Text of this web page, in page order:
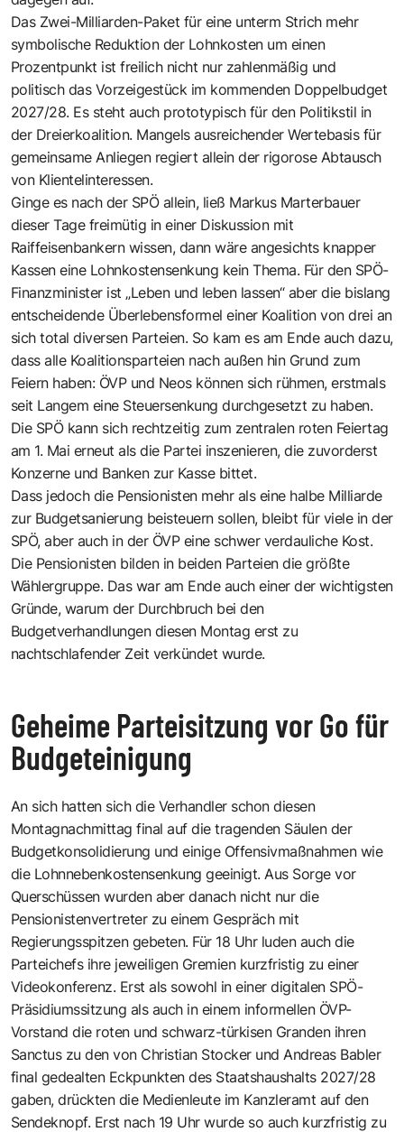
Das Zwei-Milliarden-Paket für eine unterm Strich mehr
symbolische Reduktion der Lohnkosten um einen
Prozentpunkt ist freilich nicht nur zahlenmäßig und
politisch das Vorzeigestück im kommenden Doppelbudget
2027/28. Es steht auch prototypisch für den Politikstil in
der Dreierkoalition. Mangels ausreichender Wertebasis für
gemeinsame Anliegen regiert allein der rigorose Abtausch
von Klientelinteressen.
Ginge es nach der SPÖ allein, ließ Markus Marterbauer
dieser Tage freimütig in einer Diskussion mit
Raiffeisenbankern wissen, dann wäre angesichts knapper
Kassen eine Lohnkostensenkung kein Thema. Für den SPÖ-
Finanzminister ist „Leben und leben lassen“ aber die bislang
entscheidende Überlebensformel einer Koalition von drei an
sich total diversen Parteien. So kam es am Ende auch dazu,
dass alle Koalitionsparteien nach außen hin Grund zum
Feiern haben: ÖVP und Neos können sich rühmen, erstmals
seit Langem eine Steuersenkung durchgesetzt zu haben.
Die SPÖ kann sich rechtzeitig zum zentralen roten Feiertag
am 1. Mai erneut als die Partei inszenieren, die zuvorderst
Konzerne und Banken zur Kasse bittet.
Dass jedoch die Pensionisten mehr als eine halbe Milliarde
zur Budgetsanierung beisteuern sollen, bleibt für viele in der
SPÖ, aber auch in der ÖVP eine schwer verdauliche Kost.
Die Pensionisten bilden in beiden Parteien die größte
Wählergruppe. Das war am Ende auch einer der wichtigsten
Gründe, warum der Durchbruch bei den
Budgetverhandlungen diesen Montag erst zu
nachtschlafender Zeit verkündet wurde.
Geheime Parteisitzung vor Go für
Budgeteinigung
An sich hatten sich die Verhandler schon diesen
Montagnachmittag final auf die tragenden Säulen der
Budgetkonsolidierung und einige Offensivmaßnahmen wie
die Lohnnebenkostensenkung geeinigt. Aus Sorge vor
Querschüssen wurden aber danach nicht nur die
Pensionistenvertreter zu einem Gespräch mit
Regierungsspitzen gebeten. Für 18 Uhr luden auch die
Parteichefs ihre jeweiligen Gremien kurzfristig zu einer
Videokonferenz. Erst als sowohl in einer digitalen SPÖ-
Präsidiumssitzung als auch in einem informellen ÖVP-
Vorstand die roten und schwarz-türkisen Granden ihren
Sanctus zu den von Christian Stocker und Andreas Babler
final gedealten Eckpunkten des Staatshaushalts 2027/28
gaben, drückten die Medienleute im Kanzleramt auf den
Sendeknopf. Erst nach 19 Uhr wurde so auch kurzfristig zu